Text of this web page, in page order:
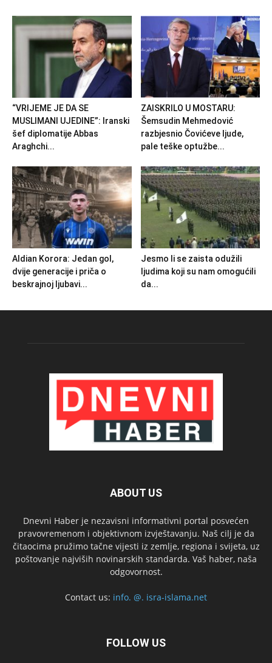
“VRIJEME JE DA SE
MUSLIMANI UJEDINE”: Iranski
šef diplomatije Abbas
Araghchi...
ZAISKRILO U MOSTARU:
Šemsudin Mehmedović
razbjesnio Čovićeve ljude,
pale teške optužbe...
Aldian Korora: Jedan gol,
dvije generacije i priča o
beskrajnoj ljubavi...
Jesmo li se zaista odužili
ljudima koji su nam omogućili
da...
ABOUT US
Dnevni Haber je nezavisni informativni portal posvećen
pravovremenom i objektivnom izvještavanju. Naš cilj je da
čitaocima pružimo tačne vijesti iz zemlje, regiona i svijeta, uz
poštovanje najviših novinarskih standarda. Vaš haber, naša
odgovornost.
Contact us: info. @. isra-islama.net
FOLLOW US